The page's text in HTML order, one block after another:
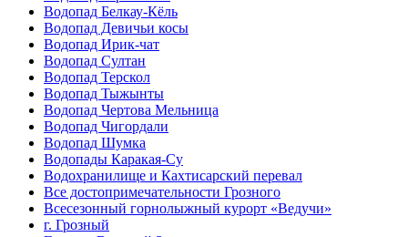
Водопад Белкау-Кёль
Водопад Девичьи косы
Водопад Ирик-чат
Водопад Султан
Водопад Терскол
Водопад Тыжынты
Водопад Чертова Мельница
Водопад Чигордали
Водопад Шумка
Водопады Каракая-Су
Водохранилище и Кахтисарский перевал
Все достопримечательности Грозного
Всесезонный горнолыжный курорт «Ведучи»
г. Грозный